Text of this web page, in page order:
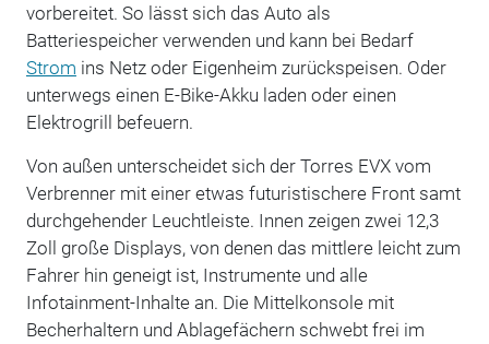
vorbereitet. So lässt sich das Auto als
Batteriespeicher verwenden und kann bei Bedarf
Strom ins Netz oder Eigenheim zurückspeisen. Oder
unterwegs einen E-Bike-Akku laden oder einen
Elektrogrill befeuern.
Von außen unterscheidet sich der Torres EVX vom
Verbrenner mit einer etwas futuristischere Front samt
durchgehender Leuchtleiste. Innen zeigen zwei 12,3
Zoll große Displays, von denen das mittlere leicht zum
Fahrer hin geneigt ist, Instrumente und alle
Infotainment-Inhalte an. Die Mittelkonsole mit
Becherhaltern und Ablagefächern schwebt frei im